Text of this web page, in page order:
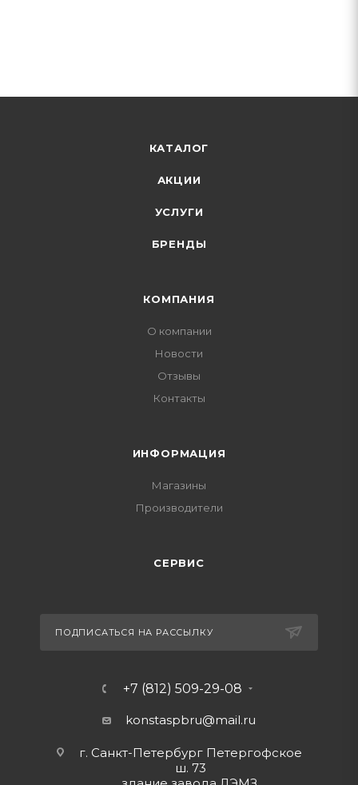
КАТАЛОГ
АКЦИИ
УСЛУГИ
БРЕНДЫ
КОМПАНИЯ
О компании
Новости
Отзывы
Контакты
ИНФОРМАЦИЯ
Магазины
Производители
СЕРВИС
ПОДПИСАТЬСЯ НА РАССЫЛКУ
+7 (812) 509-29-08
konstaspbru@mail.ru
г. Санкт-Петербург Петергофское
ш. 73